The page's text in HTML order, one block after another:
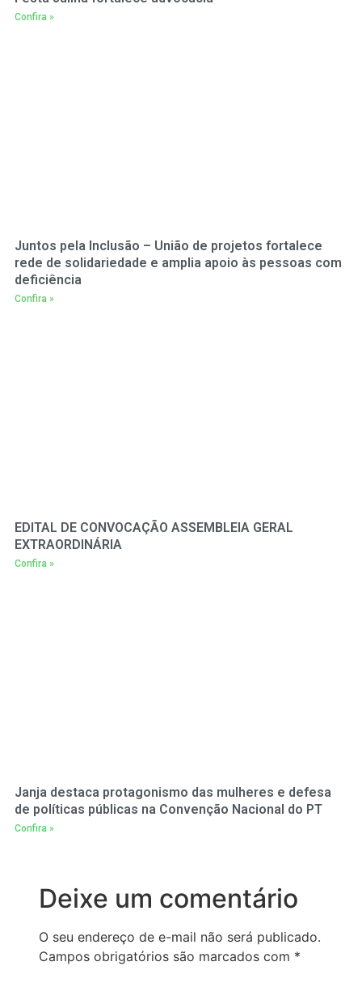
Confira »
Juntos pela Inclusão – União de projetos fortalece
rede de solidariedade e amplia apoio às pessoas com
deficiência
Confira »
EDITAL DE CONVOCAÇÃO ASSEMBLEIA GERAL
EXTRAORDINÁRIA
Confira »
Janja destaca protagonismo das mulheres e defesa
de políticas públicas na Convenção Nacional do PT
Confira »
Deixe um comentário
O seu endereço de e-mail não será publicado.
Campos obrigatórios são marcados com *